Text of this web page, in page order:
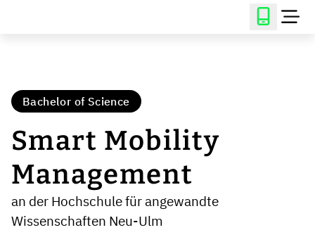
Bachelor of Science
Smart Mobility
Management
an der Hochschule für angewandte
Wissenschaften Neu-Ulm